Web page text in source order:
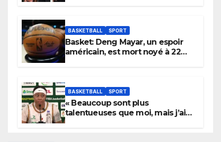
BASKETBALL SPORT
Basket: Deng Mayar, un espoir
américain, est mort noyé à 22
BASKETBALL SPORT
« Beaucoup sont plus
talentueuses que moi, mais j’ai